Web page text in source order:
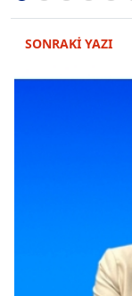
SONRAKİ YAZI